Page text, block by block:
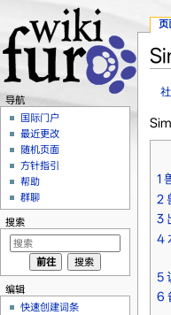
1
2
3
4
5
6
页
导航
国际门户
最近更改
随机页面
方针指引
帮助
群聊
搜索
编辑
快速创建词条